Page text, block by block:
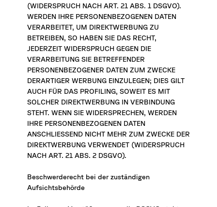
(WIDERSPRUCH NACH ART. 21 ABS. 1 DSGVO).
WERDEN IHRE PERSONENBEZOGENEN DATEN
VERARBEITET, UM DIREKTWERBUNG ZU
BETREIBEN, SO HABEN SIE DAS RECHT,
JEDERZEIT WIDERSPRUCH GEGEN DIE
VERARBEITUNG SIE BETREFFENDER
PERSONENBEZOGENER DATEN ZUM ZWECKE
DERARTIGER WERBUNG EINZULEGEN; DIES GILT
AUCH FÜR DAS PROFILING, SOWEIT ES MIT
SOLCHER DIREKTWERBUNG IN VERBINDUNG
STEHT. WENN SIE WIDERSPRECHEN, WERDEN
IHRE PERSONENBEZOGENEN DATEN
ANSCHLIESSEND NICHT MEHR ZUM ZWECKE DER
DIREKTWERBUNG VERWENDET (WIDERSPRUCH
NACH ART. 21 ABS. 2 DSGVO).
Beschwerderecht bei der zuständigen
Aufsichtsbehörde